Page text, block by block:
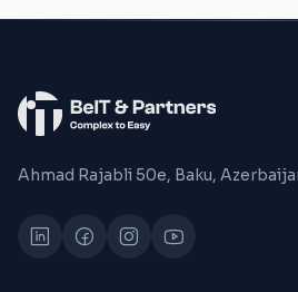
Ahmad Rajabli 50e, Baku,